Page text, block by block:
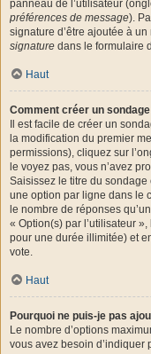
panneau de l’utilisateur
préférences de message).
signature d’être ajoutée à
signature dans le formulaire
Haut
Comment créer un
Il est facile de créer un
la modification du premier
permissions), cliquez sur
le voyez pas, vous n’avez
Saisissez le titre du
une option par ligne dans le
le nombre de réponses
« Option(s) par l’utilisateur
pour une durée illimitée) et
vote.
Haut
Pourquoi ne puis-je pas
Le nombre d’options
vous avez besoin d’indiquer